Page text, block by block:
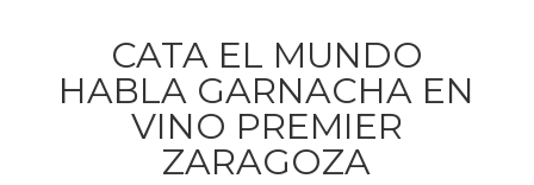
CATA EL MUNDO
HABLA GARNACHA EN
VINO PREMIER
ZARAGOZA